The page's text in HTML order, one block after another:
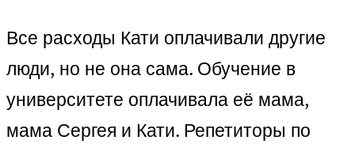
Все расходы Кати оплачивали другие
люди, но не она сама. Обучение в
университете оплачивала её мама,
мама Сергея и Кати. Репетиторы по